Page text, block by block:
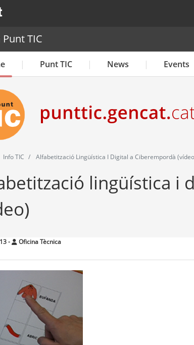
finestra.
TIC
Punt TIC News Events
Info TIC Alfabetització Lingüística I Digital a Ciberempordà
lingüística i
- Oficina Tècnica